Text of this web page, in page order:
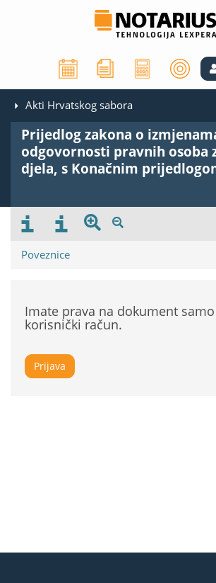
Akti Hrvatskog sabora
Prijedlog zakona o
odgovornosti pravnih osoba
djela, s Konačnim
Poveznice
Imate prava na dokument
korisnički račun.
Prijava